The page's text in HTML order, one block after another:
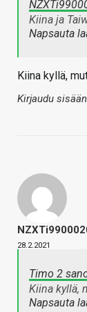
Kiina ja
Napsauta
Kiina kyllä,
Kirjaudu
28.2.2021
Timo 2
Kiina kyllä,
Napsauta